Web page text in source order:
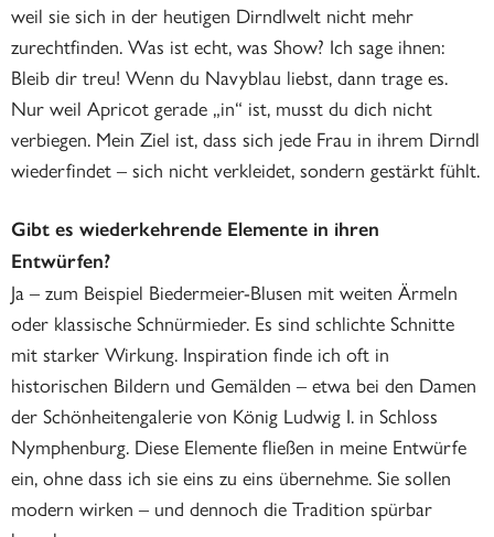
weil sie sich in der heutigen Dirndlwelt nicht mehr
zurechtfinden. Was ist echt, was Show? Ich sage ihnen:
Bleib dir treu! Wenn du Navyblau liebst, dann trage es.
Nur weil Apricot gerade „in“ ist, musst du dich nicht
verbiegen. Mein Ziel ist, dass sich jede Frau in ihrem Dirndl
wiederfindet – sich nicht verkleidet, sondern gestärkt fühlt.
Gibt es wiederkehrende Elemente in ihren
Entwürfen?
Ja – zum Beispiel Biedermeier-Blusen mit weiten Ärmeln
oder klassische Schnürmieder. Es sind schlichte Schnitte
mit starker Wirkung. Inspiration finde ich oft in
historischen Bildern und Gemälden – etwa bei den Damen
der Schönheitengalerie von König Ludwig I. in Schloss
Nymphenburg. Diese Elemente fließen in meine Entwürfe
ein, ohne dass ich sie eins zu eins übernehme. Sie sollen
modern wirken – und dennoch die Tradition spürbar